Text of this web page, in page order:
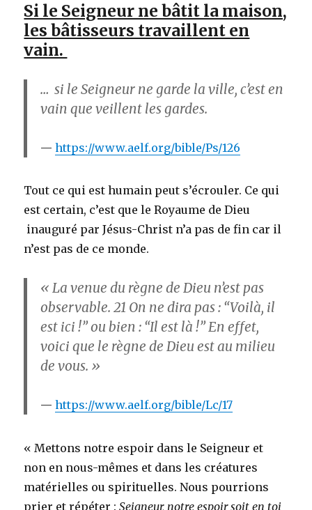
Si le Seigneur ne bâtit la maison,
les bâtisseurs travaillent en
vain.
… si le Seigneur ne garde la ville, c’est en
vain que veillent les gardes.
https://www.aelf.org/bible/Ps/126
Tout ce qui est humain peut s’écrouler. Ce qui
est certain, c’est que le Royaume de Dieu
inauguré par Jésus-Christ n’a pas de fin car il
n’est pas de ce monde.
« La venue du règne de Dieu n’est pas
observable.21 On ne dira pas : “Voilà, il
est ici !” ou bien : “Il est là !” En effet,
voici que le règne de Dieu est au milieu
de vous. »
https://www.aelf.org/bible/Lc/17
« Mettons notre espoir dans le Seigneur et
non en nous-mêmes et dans les créatures
matérielles ou spirituelles. Nous pourrions
prier et répéter :Seigneur, notre espoir soit en toi